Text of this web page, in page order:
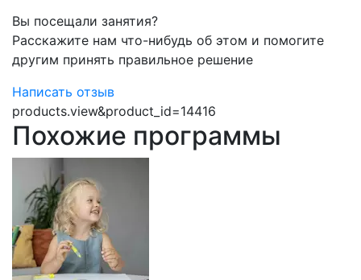
Вы посещали занятия?
Расскажите нам что-нибудь об этом и помогите
другим принять правильное решение
Написать отзыв
products.view&product_id=14416
Похожие программы